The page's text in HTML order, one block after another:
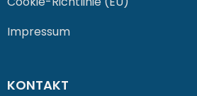
Impressum
KONTAKT